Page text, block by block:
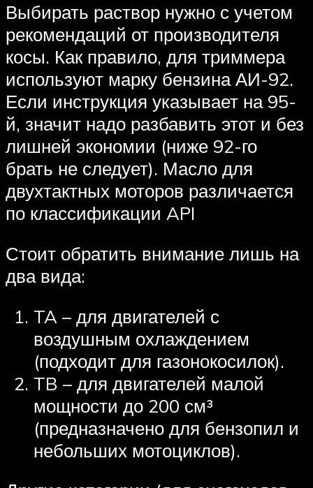
Выбирать раствор нужно с учетом
рекомендаций от производителя
косы. Как правило, для триммера
используют марку бензина АИ-92.
Если инструкция указывает на 95-
й, значит надо разбавить этот и без
лишней экономии (ниже 92-го
брать не следует). Масло для
двухтактных моторов различается
по классификации API
Стоит обратить внимание лишь на
два вида:
TA – для двигателей с
воздушным охлаждением
(подходит для газонокосилок).
TB – для двигателей малой
мощности до 200 см³
(предназначено для бензопил и
небольших мотоциклов).